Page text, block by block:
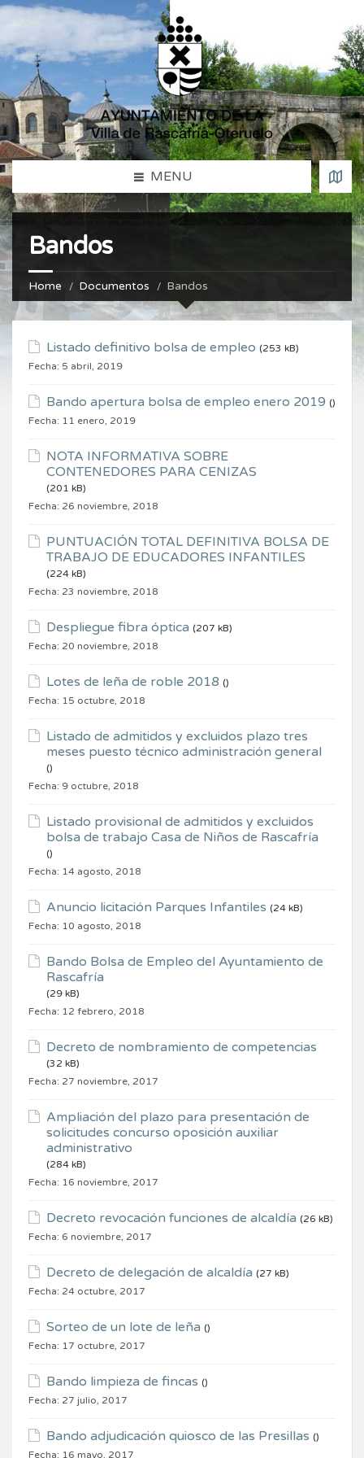
MENU
Bandos
Home Documentos Bandos
Listado definitivo bolsa de empleo (253 kB)
Fecha: 5 abril, 2019
Bando apertura bolsa de empleo enero 2019 ()
Fecha: 11 enero, 2019
NOTA INFORMATIVA SOBRE
CONTENEDORES PARA CENIZAS
(201 kB)
Fecha: 26 noviembre, 2018
PUNTUACIÓN TOTAL DEFINITIVA BOLSA DE
TRABAJO DE EDUCADORES INFANTILES
(224 kB)
Fecha: 23 noviembre, 2018
Despliegue fibra óptica (207 kB)
Fecha: 20 noviembre, 2018
Lotes de leña de roble 2018 ()
Fecha: 15 octubre, 2018
Listado de admitidos y excluidos plazo tres
meses puesto técnico administración general
()
Fecha: 9 octubre, 2018
Listado provisional de admitidos y excluidos
bolsa de trabajo Casa de Niños de Rascafría
()
Fecha: 14 agosto, 2018
Anuncio licitación Parques Infantiles (24 kB)
Fecha: 10 agosto, 2018
Bando Bolsa de Empleo del Ayuntamiento de
Rascafría
(29 kB)
Fecha: 12 febrero, 2018
Decreto de nombramiento de competencias
(32 kB)
Fecha: 27 noviembre, 2017
Ampliación del plazo para presentación de
solicitudes concurso oposición auxiliar
administrativo
(284 kB)
Fecha: 16 noviembre, 2017
Decreto revocación funciones de alcaldía (26 kB)
Fecha: 6 noviembre, 2017
Decreto de delegación de alcaldía (27 kB)
Fecha: 24 octubre, 2017
Sorteo de un lote de leña ()
Fecha: 17 octubre, 2017
Bando limpieza de fincas ()
Fecha: 27 julio, 2017
Bando adjudicación quiosco de las Presillas ()
Fecha: 16 mayo, 2017